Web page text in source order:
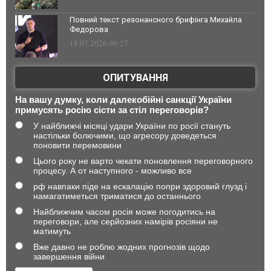
Повний текст резонансного брифінга Михайла
Федорова
18.07.2026 09:27
ОПИТУВАННЯ
На вашу думку, коли далекобійні санкції України
примусять росію сісти за стіл переговорів?
У найближчі місяці удари України по росії стануть
настільки болючими, що агресору доведеться
поновити перемовини
Цього року не варто чекати поновлення переговорного
процесу. А от наступного - можливо все
рф навпаки піде на ескалацію попри здоровий глузд і
намагатиметься триматися до останнього
Найближчим часом росія може погодитись на
переговори, але серйозних намірів росіяни не
матимуть
Вже давно не роблю жодних прогнозів щодо
завершення війни